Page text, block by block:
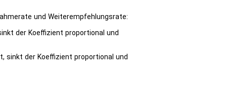
und Weiterempfehlungsrate:
der Koeffizient proportional und
sinkt der Koeffizient proportional und